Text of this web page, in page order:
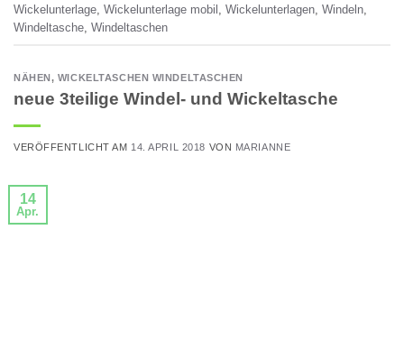
Wickelunterlage, Wickelunterlage mobil , Wickelunterlagen, Windeln,
Windeltasche, Windeltaschen
NÄHEN, WICKELTASCHEN WINDELTASCHEN
neue 3teilige Windel- und Wickeltasche
VERÖFFENTLICHT AM 14. APRIL 2018 VON MARIANNE
14
Apr.